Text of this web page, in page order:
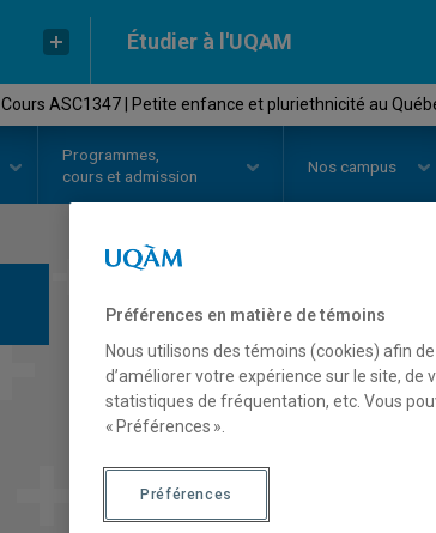
Étudier à l'UQAM
Cours ASC1347 | Petite enfance et pluriethnicité au
Programmes,
cours et admission
Nos campus
COURS//
Québec
Description
Préférences en matière de témoins
Nous utilisons des témoins (cookies) afin
d’améliorer votre expérience sur le site, de
statistiques de fréquentation, etc. Vous
« Préférences ».
Préférences